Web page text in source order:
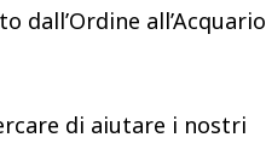
dall’Ordine all’Acquario
di aiutare i nostri